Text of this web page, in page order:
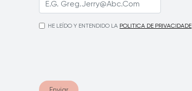
HE LEÍDO Y ENTENDIDO LA POLITICA DE PRIVACIDADE
Enviar